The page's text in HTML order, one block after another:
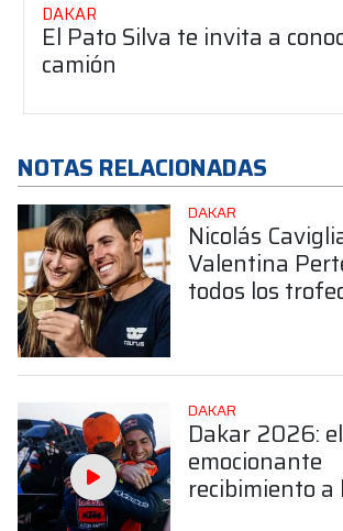
DAKAR
El Pato Silva te invita a
camión
NOTAS RELACIONADAS
DAKAR
Nicolás
Valentina
todos los
DAKAR
Dakar 2026: el
emocionante
recibimiento a